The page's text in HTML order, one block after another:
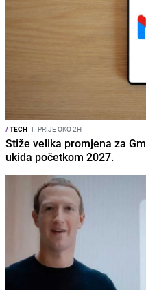
/TECH I PRIJE OKO 2H
Stiže velika promjena za
ukida početkom 2027.